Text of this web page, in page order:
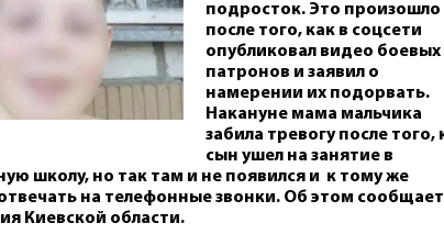
подросток. Это произошло
после того, как в соцсети
опубликовал видео боевых
патронов и заявил о
намерении их подорвать.
Накануне мама мальчика
забила тревогу после того,
сын ушел на занятие в
школу, но так там и не появился и к тому же
на телефонные звонки. Об этом сообщает
Киевской области.